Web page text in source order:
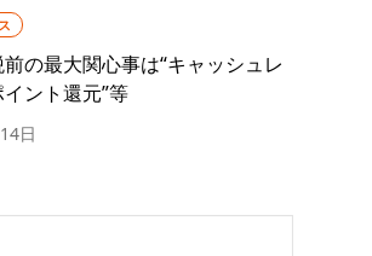
の最大関心事は“キャッシュレ
ント還元”等
日